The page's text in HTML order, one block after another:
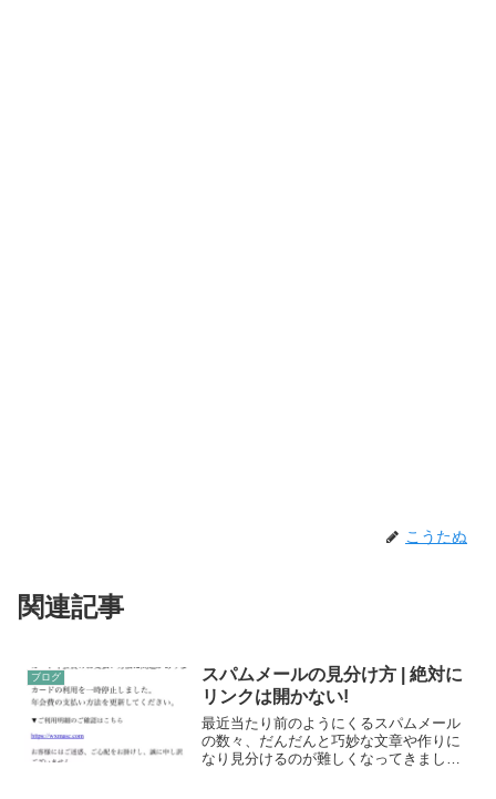
こうたぬ
関連記事
ブログ
スパムメールの見分け方 | 絶対に
リンクは開かない!
最近当たり前のようにくるスパムメール
の数々、だんだんと巧妙な文章や作りに
なり見分けるのが難しくなってきまし